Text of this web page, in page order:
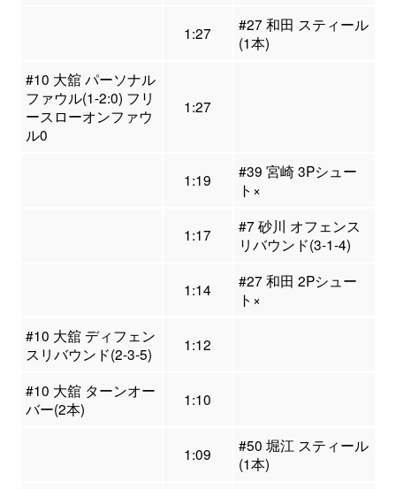
1:27
#27 和田 スティール
(1本)
#10 大舘 パーソナル
ファウル(1-2:0) フリ
ースローオンファウ
ル0
1:27
1:19
#39 宮崎 3Pシュー
ト×
1:17
#7 砂川 オフェンス
リバウンド(3-1-4)
1:14
#27 和田 2Pシュー
ト×
#10 大舘 ディフェン
スリバウンド(2-3-5)
1:12
#10 大舘 ターンオー
バー(2本)
1:10
1:09
#50 堀江 スティール
(1本)